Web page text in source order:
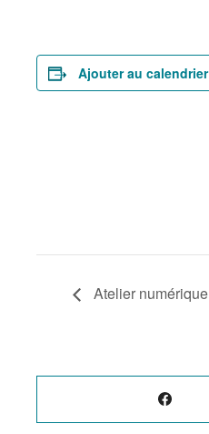
Ajouter au calendrier
Atelier numérique